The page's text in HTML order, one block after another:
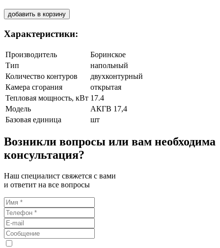
добавить в корзину
Характеристики:
Производитель
Боринское
Тип
напольный
Количество контуров
двухконтурный
Камера сгорания
открытая
Тепловая мощность, кВт 17.4
Модель
АКГВ 17,4
Базовая единица
шт
Возникли вопросы или вам необходима
консультация?
Наш специалист свяжется с вами
и ответит на все вопросы